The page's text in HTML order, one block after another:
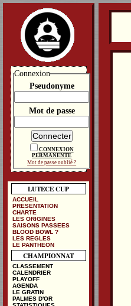
Connexion
Pseudonyme
Mot de passe
CONNEXION
PERMANENTE
Mot de passe oublié ?
LUTECE CUP
ACCUEIL
PRESENTATION
CHARTE
LES ORIGINES
SAISONS PASSEES
BLOOD BOWL ?
LES REGLES
LE PANTHEON
CHAMPIONNAT
CLASSEMENT
CALENDRIER
PLAYOFF
AGENDA
LE GRATIN
PALMES D'OR